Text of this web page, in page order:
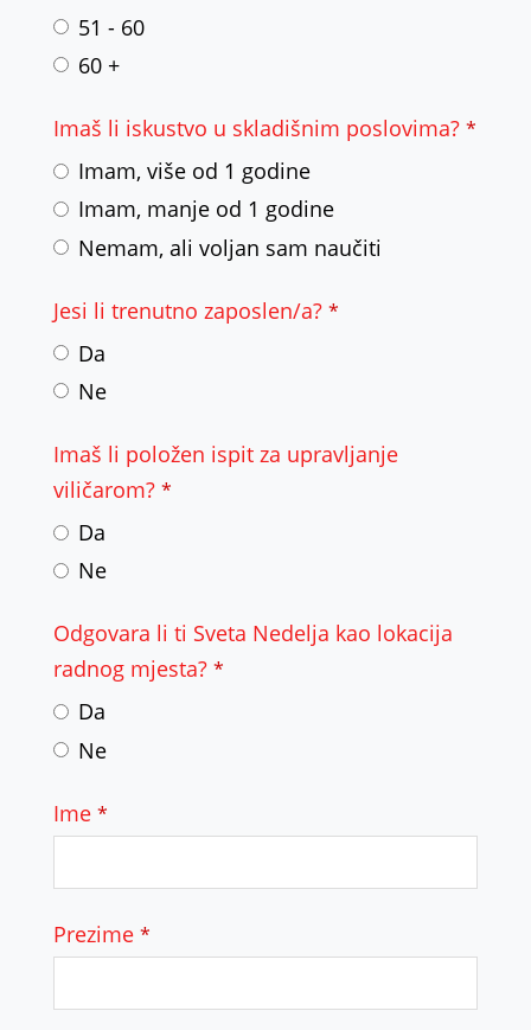
51 - 60
60 +
Imaš li iskustvo u skladišnim poslovima? *
Imam, više od 1 godine
Imam, manje od 1 godine
Nemam, ali voljan sam naučiti
Jesi li trenutno zaposlen/a? *
Da
Ne
Imaš li položen ispit za upravljanje
viličarom? *
Da
Ne
Odgovara li ti Sveta Nedelja kao lokacija
radnog mjesta? *
Da
Ne
Ime *
Prezime *